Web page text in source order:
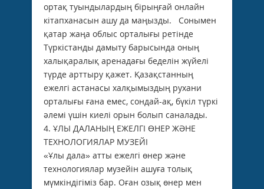
ортақ туындылардың бірыңғай онлайн
кітапханасын ашу да маңызды. Сонымен
қатар жаңа облыс орталығы ретінде
Түркістанды дамыту барысында оның
халықаралық аренадағы беделін жүйелі
түрде арттыру қажет. Қазақстанның
ежелгі астанасы халқымыздың рухани
орталығы ғана емес, сондай-ақ, бүкіл түркі
әлемі үшін киелі орын болып саналады.
4. ҰЛЫ ДАЛАНЫҢ ЕЖЕЛГІ ӨНЕР ЖӘНЕ
ТЕХНОЛОГИЯЛАР МУЗЕЙІ
«Ұлы дала» атты ежелгі өнер және
технологиялар музейін ашуға толық
мүмкіндігіміз бар. Оған озық өнер мен